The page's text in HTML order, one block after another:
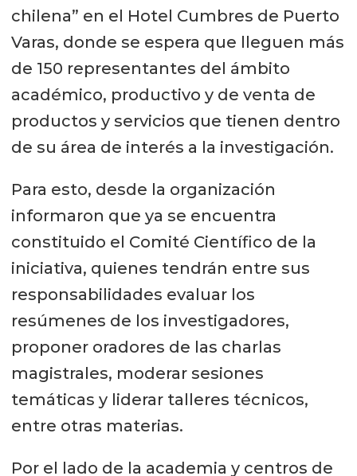
chilena” en el Hotel Cumbres de Puerto
Varas, donde se espera que lleguen más
de 150 representantes del ámbito
académico, productivo y de venta de
productos y servicios que tienen dentro
de su área de interés a la investigación.
Para esto, desde la organización
informaron que ya se encuentra
constituido el Comité Científico de la
iniciativa, quienes tendrán entre sus
responsabilidades evaluar los
resúmenes de los investigadores,
proponer oradores de las charlas
magistrales, moderar sesiones
temáticas y liderar talleres técnicos,
entre otras materias.
Por el lado de la academia y centros de